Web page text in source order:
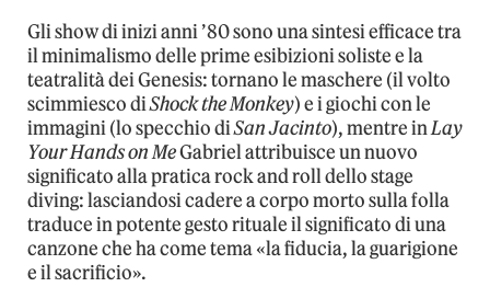
Gli show di inizi anni ’80 sono una sintesi efficace tra
il minimalismo delle prime esibizioni soliste e la
teatralità dei Genesis: tornano le maschere (il volto
scimmiesco diShock the Monkey) e i giochi con le
immagini (lo specchio diSan Jacinto), mentre inLay
Your Hands on MeGabriel attribuisce un nuovo
significato alla pratica rock and roll dello stage
diving: lasciandosi cadere a corpo morto sulla folla
traduce in potente gesto rituale il significato di una
canzone che ha come tema «la fiducia, la guarigione
e il sacrificio».